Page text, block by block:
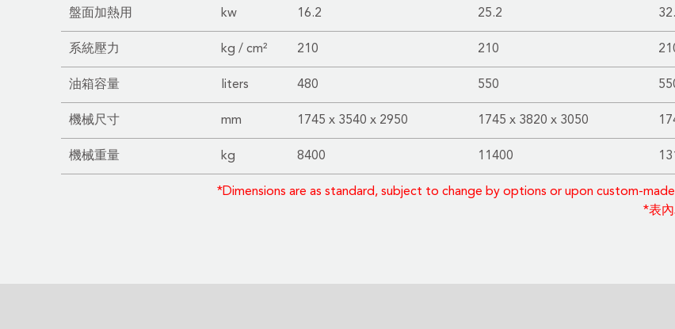
盤面加熱用 kw 16.2 25.2
系統壓力 kg / cm² 210 210
油箱容量 liters 480 550
機械尺寸 mm 1745 x 3540 x 2950 1745 x 3820 x 3050
機械重量 kg 8400 11400
*Dimensions are as standard, subject to change by options or upon custom-
*表